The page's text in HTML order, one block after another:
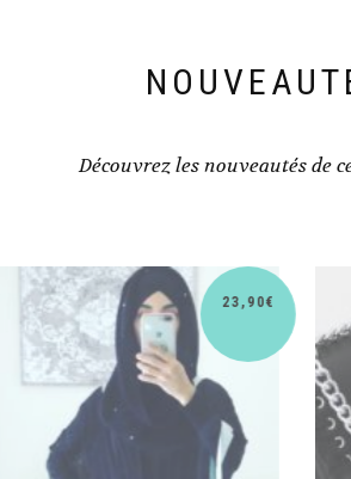
Découvrez les nouveautés de